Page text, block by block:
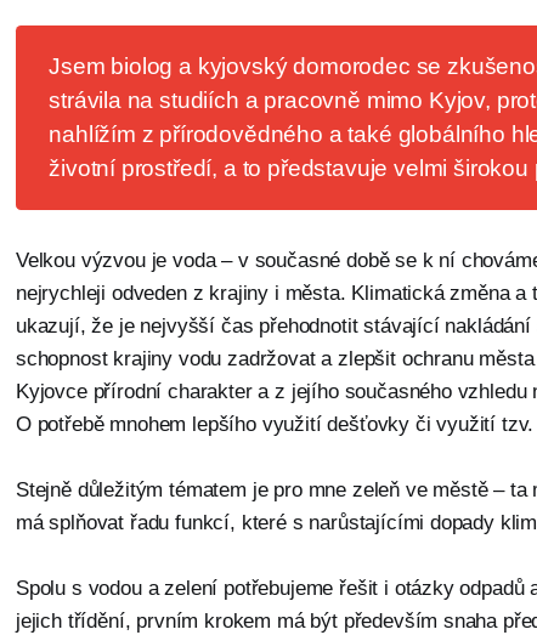
Jsem biolog a kyjovský domorodec se
strávila na studiích a pracovně mimo Kyjov,
nahlížím z přírodovědného a také globálního
životní prostředí, a to představuje velmi širokou
Velkou výzvou je voda – v současné době se k ní
nejrychleji odveden z krajiny i města. Klimatická změna a
ukazují, že je nejvyšší čas přehodnotit stávající
schopnost krajiny vodu zadržovat a zlepšit ochranu
Kyjovce přírodní charakter a z jejího současného
O potřebě mnohem lepšího využití dešťovky či využití
Stejně důležitým tématem je pro mne zeleň ve městě –
má splňovat řadu funkcí, které s narůstajícími dopady
Spolu s vodou a zelení potřebujeme řešit i otázky odpadů
jejich třídění, prvním krokem má být především snaha